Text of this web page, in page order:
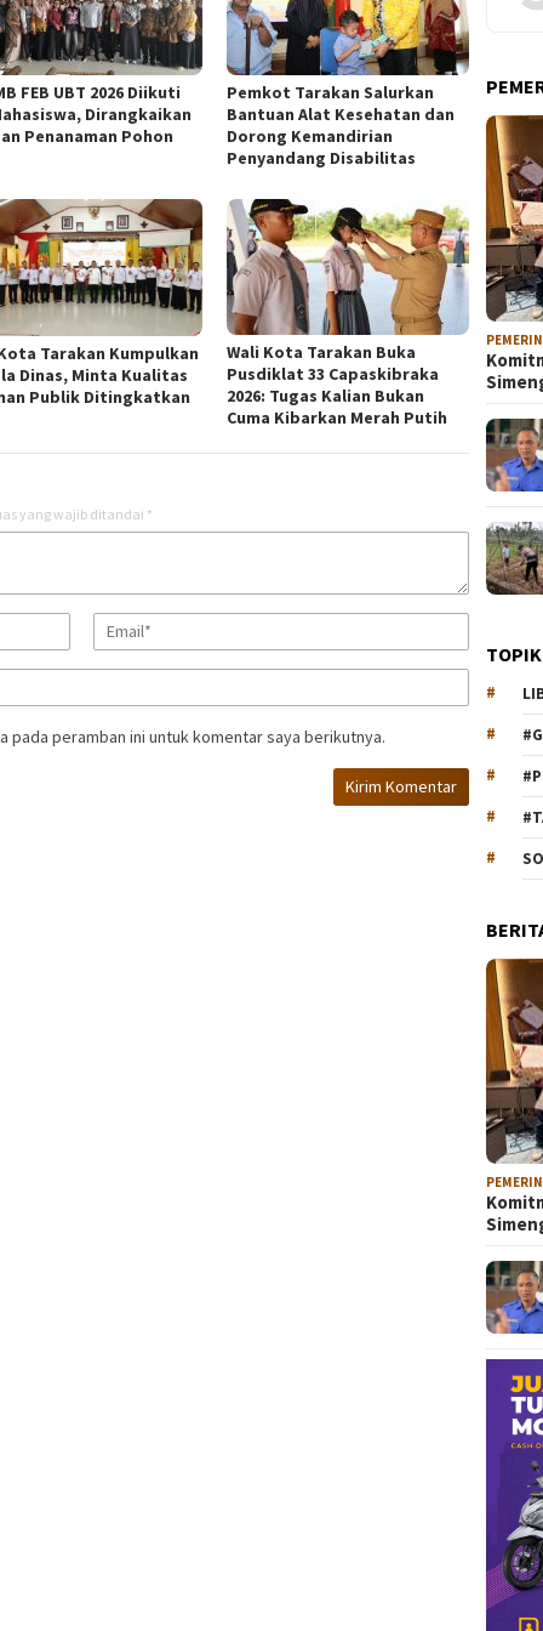
FEB UBT 2026 Diikuti
Dirangkaikan
Penanaman Pohon
Pemkot Tarakan Salurkan
Bantuan Alat Kesehatan dan
Dorong Kemandirian
Penyandang Disabilitas
Tarakan Kumpulkan
Dinas, Minta Kualitas
Publik Ditingkatkan
Wali Kota Tarakan Buka
Pusdiklat 33 Capaskibraka
2026: Tugas Kalian Bukan
Cuma Kibarkan Merah Putih
yang wajib ditandai *
pada peramban ini untuk komentar saya berikutnya.